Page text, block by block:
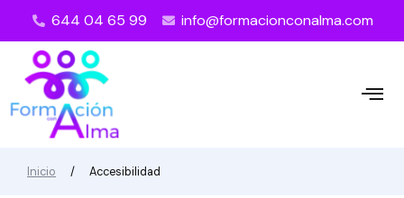
644 04 65 99 info@formacionconalma.com
Inicio / Accesibilidad